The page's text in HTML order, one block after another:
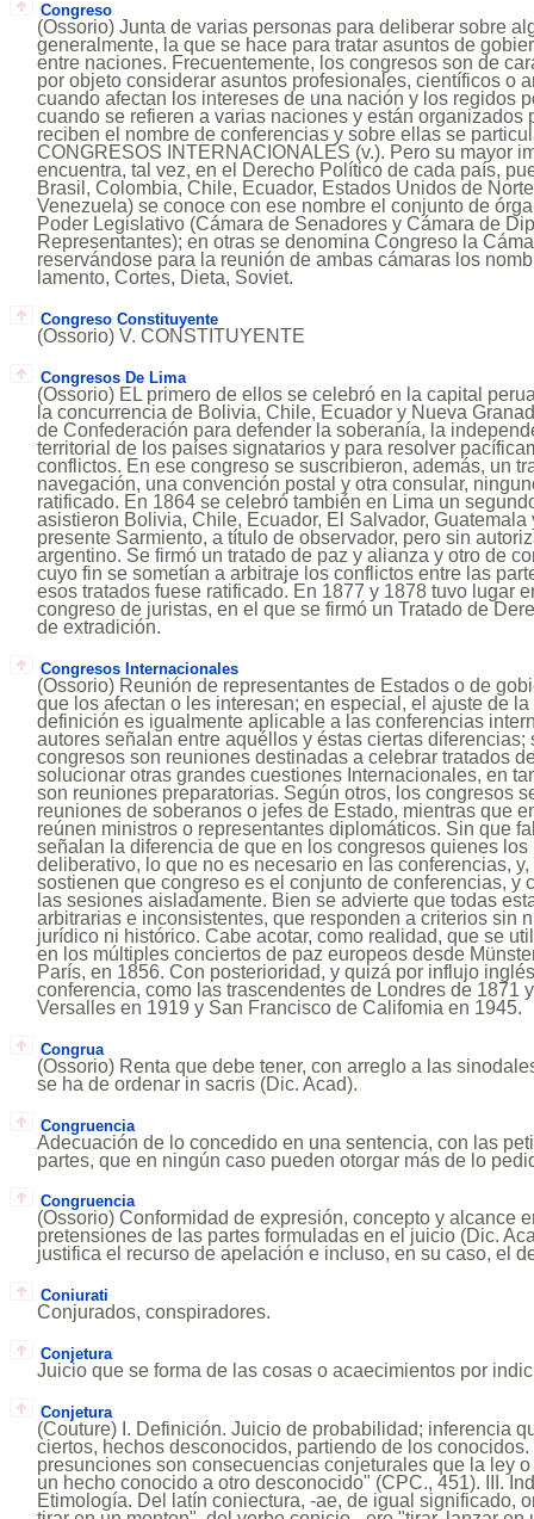
Congreso
(Ossorio) Junta de varias personas para deliberar sobre
generalmente, la que se hace para tratar asuntos de
entre naciones. Frecuentemente, los congresos son de
por objeto considerar asuntos profesionales, científicos o
cuando afectan los intereses de una nación y los regidos
cuando se refieren a varias naciones y están organizados
reciben el nombre de conferencias y sobre ellas se
CONGRESOS INTERNACIONALES (v.). Pero su mayor
encuentra, tal vez, en el Derecho Político de cada país,
Brasil, Colombia, Chile, Ecuador, Estados Unidos de
Venezuela) se conoce con ese nombre el conjunto de
Poder Legislativo (Cámara de Senadores y Cámara de
Representantes); en otras se denomina Congreso la
reservándose para la reunión de ambas cámaras los
lamento, Cortes, Dieta, Soviet.
Congreso Constituyente
(Ossorio) V. CONSTITUYENTE
Congresos De Lima
(Ossorio) EL primero de ellos se celebró en la capital
la concurrencia de Bolivia, Chile, Ecuador y Nueva
de Confederación para defender la soberanía, la
territorial de los países signatarios y para resolver
conflictos. En ese congreso se suscribieron, además, un
navegación, una convención postal y otra consular,
ratificado. En 1864 se celebró también en Lima un
asistieron Bolivia, Chile, Ecuador, El Salvador, Guatemala
presente Sarmiento, a título de observador, pero sin
argentino. Se firmó un tratado de paz y alianza y otro de
cuyo fin se sometían a arbitraje los conflictos entre las
esos tratados fuese ratificado. En 1877 y 1878 tuvo lugar
congreso de juristas, en el que se firmó un Tratado de
de extradición.
Congresos Internacionales
(Ossorio) Reunión de representantes de Estados o de
que los afectan o les interesan; en especial, el ajuste de
definición es igualmente aplicable a las conferencias
autores señalan entre aquéllos y éstas ciertas diferencias;
congresos son reuniones destinadas a celebrar tratados
solucionar otras grandes cuestiones Internacionales, en
son reuniones preparatorias. Según otros, los congresos
reuniones de soberanos o jefes de Estado, mientras que
reúnen ministros o representantes diplomáticos. Sin que
señalan la diferencia de que en los congresos quienes
deliberativo, lo que no es necesario en las conferencias,
sostienen que congreso es el conjunto de conferencias, y
las sesiones aisladamente. Bien se advierte que todas
arbitrarias e inconsistentes, que responden a criterios sin
jurídico ni histórico. Cabe acotar, como realidad, que se
en los múltiples conciertos de paz europeos desde
París, en 1856. Con posterioridad, y quizá por influjo
conferencia, como las trascendentes de Londres de 1871
Versalles en 1919 y San Francisco de Califomia en 1945.
Congrua
(Ossorio) Renta que debe tener, con arreglo a las
se ha de ordenar in sacris (Dic. Acad).
Congruencia
Adecuación de lo concedido en una sentencia, con las
partes, que en ningún caso pueden otorgar más de lo
Congruencia
(Ossorio) Conformidad de expresión, concepto y alcance
pretensiones de las partes formuladas en el juicio (Dic.
justifica el recurso de apelación e incluso, en su caso, el
Coniurati
Conjurados, conspiradores.
Conjetura
Juicio que se forma de las cosas o acaecimientos por
Conjetura
(Couture) I. Definición. Juicio de probabilidad; inferencia
ciertos, hechos desconocidos, partiendo de los
presunciones son consecuencias conjeturales que la ley
un hecho conocido a otro desconocido" (CPC., 451). III.
Etimología. Del latín coniectura, -ae, de igual significado,